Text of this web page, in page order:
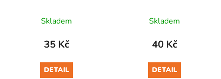
Skladem
35 Kč
DETAIL
Skladem
40 Kč
DETAIL